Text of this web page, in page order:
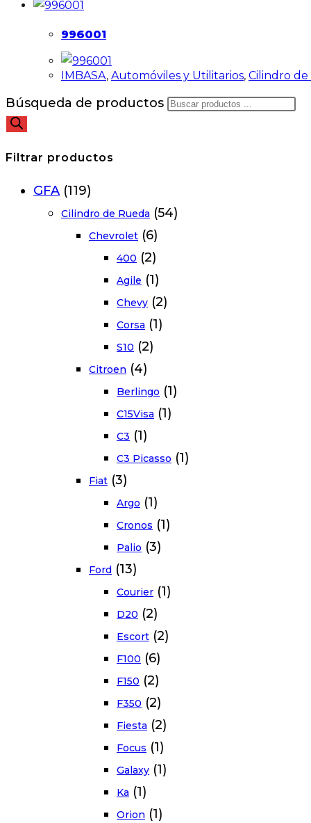
996001
IMBASA, Automóviles y Utilitarios, Cilindro
Búsqueda de productos
Filtrar productos
GFA (119)
Cilindro de Rueda (54)
Chevrolet (6)
400 (2)
Agile (1)
Chevy (2)
Corsa (1)
S10 (2)
Citroen (4)
Berlingo (1)
C15Visa (1)
C3 (1)
C3 Picasso (1)
Fiat (3)
Argo (1)
Cronos (1)
Palio (3)
Ford (13)
Courier (1)
D20 (2)
Escort (2)
F100 (6)
F150 (2)
F350 (2)
Fiesta (2)
Focus (1)
Galaxy (1)
Ka (1)
Orion (1)